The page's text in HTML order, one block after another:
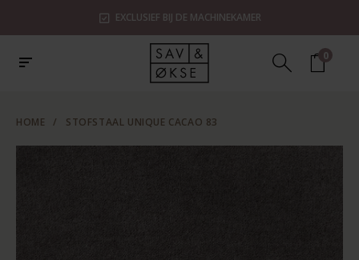
EXCLUSIEF BIJ DE MACHINEKAMER
0
HOME / STOFSTAAL UNIQUE CACAO 83